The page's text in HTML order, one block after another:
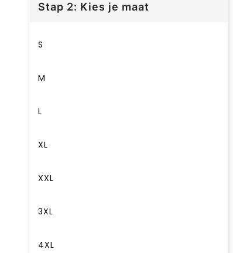
Stap 2: Kies je maat
S
M
L
XL
XXL
3XL
4XL